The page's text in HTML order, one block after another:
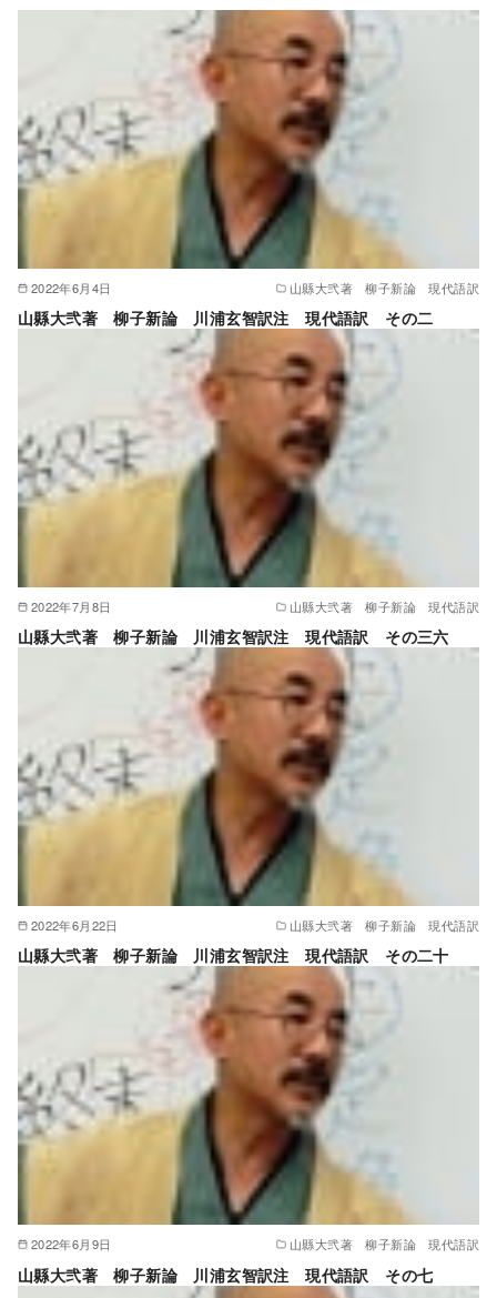
2022年6月4日 山縣大弐著 柳子新論 現代語訳
山縣大弐著 柳子新論 川浦玄智訳注 現代語訳 その二
2022年7月8日 山縣大弐著 柳子新論 現代語訳
山縣大弐著 柳子新論 川浦玄智訳注 現代語訳 その三六
2022年6月22日 山縣大弐著 柳子新論 現代語訳
山縣大弐著 柳子新論 川浦玄智訳注 現代語訳 その二十
2022年6月9日 山縣大弐著 柳子新論 現代語訳
山縣大弐著 柳子新論 川浦玄智訳注 現代語訳 その七